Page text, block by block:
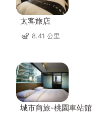
太客旅店
8.41 公里
城市商旅-桃園車站館